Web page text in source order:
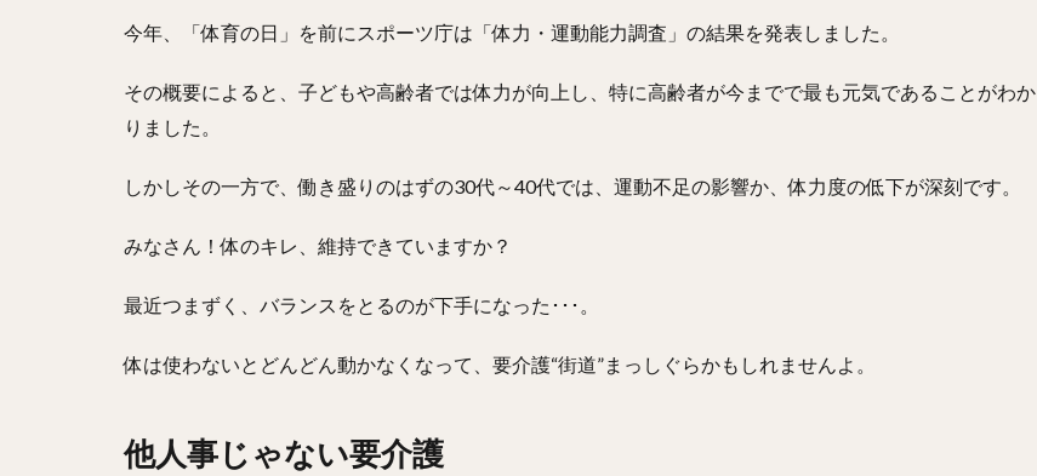
今年、「体育の日」を前にスポーツ庁は「体力・運動能力調査」の結果を発表しました。
その概要によると、子どもや高齢者では体力が向上し、特に高齢者が今までで最も元気であることがわか
りました。
しかしその一方で、働き盛りのはずの30代～40代では、運動不足の影響か、体力度の低下が深刻です。
みなさん！体のキレ、維持できていますか？
最近つまずく、バランスをとるのが下手になった･･･。
体は使わないとどんどん動かなくなって、要介護“街道”まっしぐらかもしれませんよ。
他人事じゃない要介護